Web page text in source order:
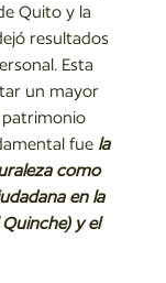
Quito y la
resultados
Esta
un mayor
fue la
como
en la
y el